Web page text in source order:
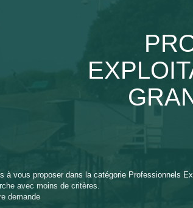
à vous proposer dans la catégorie Professionnels
avec moins de critères.
demande